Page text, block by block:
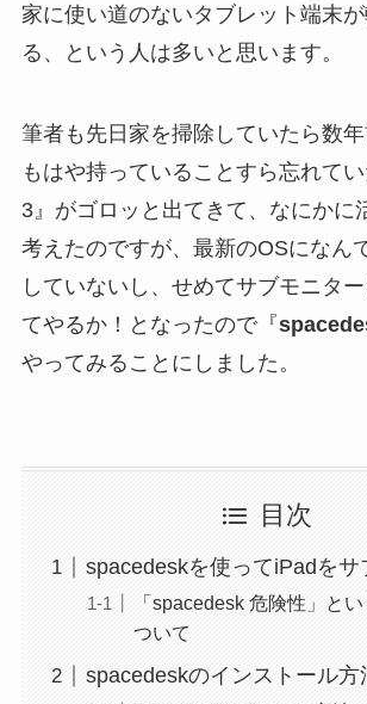
家に使い道のないタブレット端末
る、という人は多いと思います。
筆者も先日家を掃除していたら数
もはや持っていることすら忘れて
3』がゴロッと出てきて、なにかに
考えたのですが、最新のOSになん
していないし、せめてサブモニタ
てやるか！となったので『
やってみることにしました。
目次
spacedeskを使ってiPadをサ
「spacedesk 危険性」と
ついて
spacedeskのインストール方